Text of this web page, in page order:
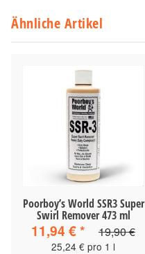
Ähnliche Artikel
Poorboy’s World SSR3 Super
Swirl Remover 473 ml
11,94 €* 19,90 €
25,24 € pro 1 l